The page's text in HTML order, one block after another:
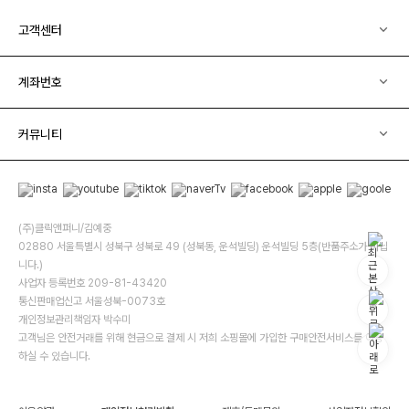
고객센터
계좌번호
커뮤니티
(주)클릭앤퍼니/김예중
02880 서울특별시 성북구 성북로 49 (성북동, 운석빌딩) 운석빌딩 5층(반품주소가 아닙
니다.)
사업자 등록번호 209-81-43420
통신판매업신고 서울성북-0073호
개인정보관리책임자 박수미
고객님은 안전거래를 위해 현금으로 결제 시 저희 소핑몰에 가입한 구매안전서비스를 이용
하실 수 있습니다.